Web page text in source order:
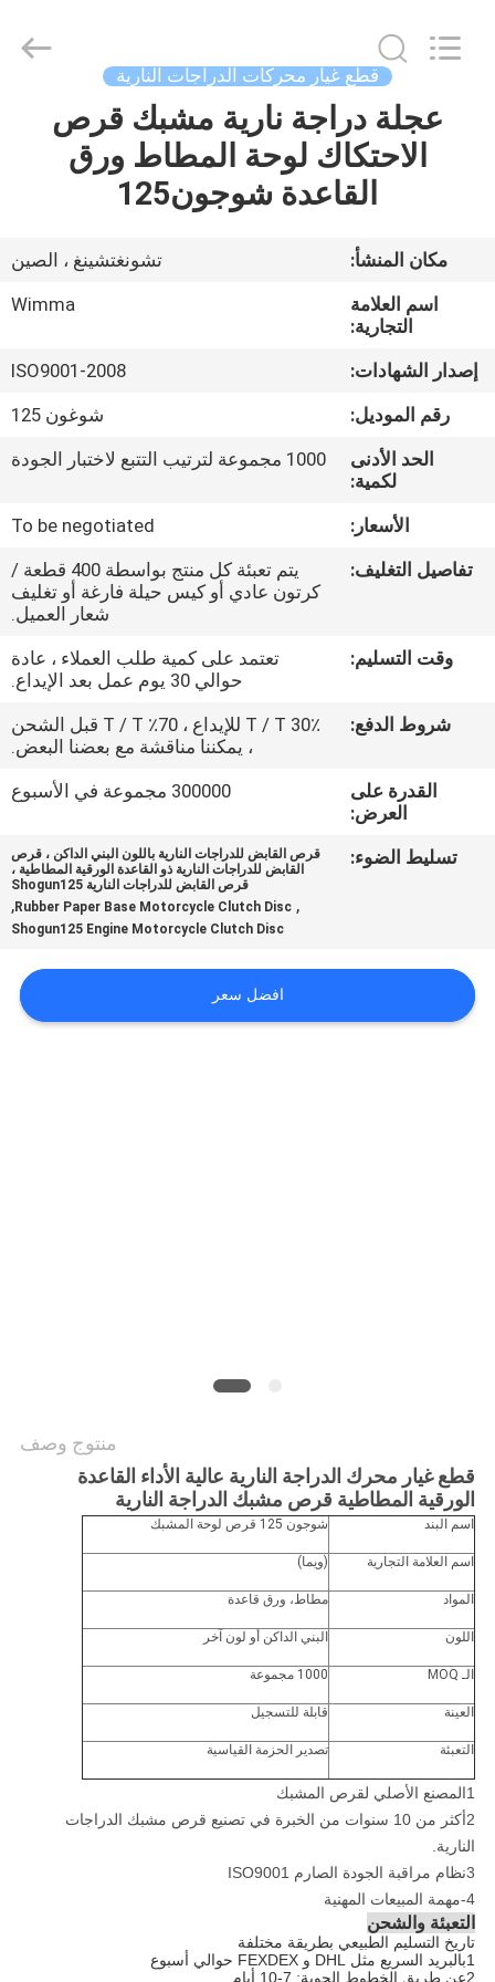
المنزل
أشرطة
فيديو
حولنا
جولة
المصنع
رقابة
اقتباس
خريطة
سياسة
الخصوصية
قطع غيار محركات الدراجات النارية
عجلة دراجة نارية مشبك قرص
الاحتكاك لوحة المطاط ورق
القاعدة شوجون125
مكان المنشأ:
تشونغتشينغ ، الصين
اسم العلامة
التجارية:
Wimma
إصدار الشهادات:
ISO9001-2008
رقم الموديل:
شوغون 125
الحد الأدنى
لكمية:
1000 مجموعة لترتيب التتبع لاختبار الجودة
الأسعار:
To be negotiated
تفاصيل التغليف:
يتم تعبئة كل منتج بواسطة 400 قطعة /
كرتون عادي أو كيس حيلة فارغة أو تغليف
شعار العميل.
وقت التسليم:
تعتمد على كمية طلب العملاء ، عادة
حوالي 30 يوم عمل بعد الإيداع.
شروط الدفع:
30٪ T / T للإيداع ، 70٪ T / T قبل الشحن
، يمكننا مناقشة مع بعضنا البعض.
القدرة على
العرض:
300000 مجموعة في الأسبوع
تسليط الضوء:
قرص القابض للدراجات النارية باللون البني الداكن ، قرص
القابض للدراجات النارية ذو القاعدة الورقية المطاطية ،
قرص القابض للدراجات النارية Shogun125
,
Rubber Paper Base Motorcycle Clutch Disc
,
Shogun125 Engine Motorcycle Clutch Disc
افضل سعر
منتوج وصف
قطع غيار محرك الدراجة النارية عالية الأداء القاعدة
الورقية المطاطية قرص مشبك الدراجة النارية
اسم البند شوجون 125 قرص لوحة المشبك
اسم العلامة التجارية (ويما)
المواد مطاط، ورق قاعدة
اللون البني الداكن أو لون آخر
الـ MOQ 1000 مجموعة
العينة قابلة للتسجيل
التعبئة تصدير الحزمة القياسية
1المصنع الأصلي لقرص المشبك
2أكثر من 10 سنوات من الخبرة في تصنيع قرص مشبك الدراجات
النارية.
3نظام مراقبة الجودة الصارم ISO9001
4-مهمة المبيعات المهنية
التعبئة والشحن
تاريخ التسليم الطبيعي بطريقة مختلفة
1بالبريد السريع مثل DHL و FEXDEX حوالي أسبوع
2عن طريق الخطوط الجوية: 7-10 أيام